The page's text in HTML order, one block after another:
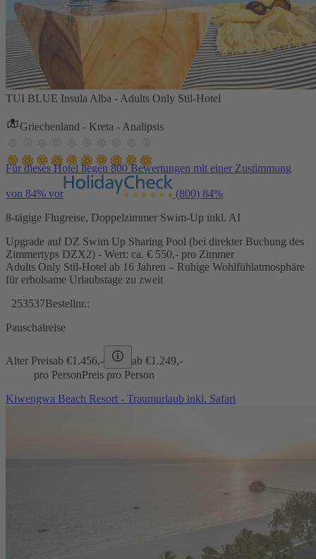
TUI BLUE Insula Alba - Adults Only Stil-Hotel
Griechenland - Kreta - Analipsis
Für dieses Hotel liegen 800 Bewertungen mit einer Zustimmung
von 84% vor (800) 84%
8-tägige Flugreise, Doppelzimmer Swim-Up inkl. AI
Upgrade auf DZ Swim Up Sharing Pool (bei direkter Buchung des
Zimmertyps DZX2) - Wert: ca. € 550,- pro Zimmer
Adults Only Stil-Hotel ab 16 Jahren – Ruhige Wohlfühlatmosphäre
für erholsame Urlaubstage zu zweit
253537Bestellnr.:
Pauschalreise
Alter Preisab €1.456,- ab €1.249,-
pro PersonPreis pro Person
Kiwengwa Beach Resort - Traumurlaub inkl. Safari